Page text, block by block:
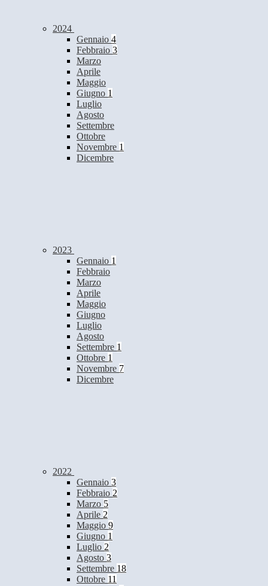
2024
Gennaio 4
Febbraio 3
Marzo
Aprile
Maggio
Giugno 1
Luglio
Agosto
Settembre
Ottobre
Novembre 1
Dicembre
2023
Gennaio 1
Febbraio
Marzo
Aprile
Maggio
Giugno
Luglio
Agosto
Settembre 1
Ottobre 1
Novembre 7
Dicembre
2022
Gennaio 3
Febbraio 2
Marzo 5
Aprile 2
Maggio 9
Giugno 1
Luglio 2
Agosto 3
Settembre 18
Ottobre 11